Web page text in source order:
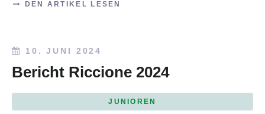
DEN ARTIKEL LESEN
10. JUNI 2024
Bericht Riccione 2024
JUNIOREN